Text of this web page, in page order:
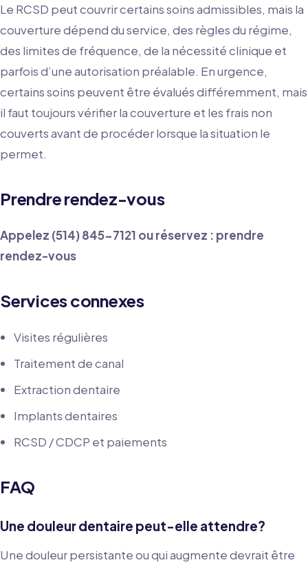
Le RCSD peut couvrir certains soins admissibles, mais la
couverture dépend du service, des règles du régime,
des limites de fréquence, de la nécessité clinique et
parfois d’une autorisation préalable. En urgence,
certains soins peuvent être évalués différemment, mais
il faut toujours vérifier la couverture et les frais non
couverts avant de procéder lorsque la situation le
permet.
Prendre rendez-vous
Appelez (514) 845-7121 ou réservez : prendre
rendez-vous
Services connexes
Visites régulières
Traitement de canal
Extraction dentaire
Implants dentaires
RCSD / CDCP et paiements
FAQ
Une douleur dentaire peut-elle attendre?
Une douleur persistante ou qui augmente devrait être